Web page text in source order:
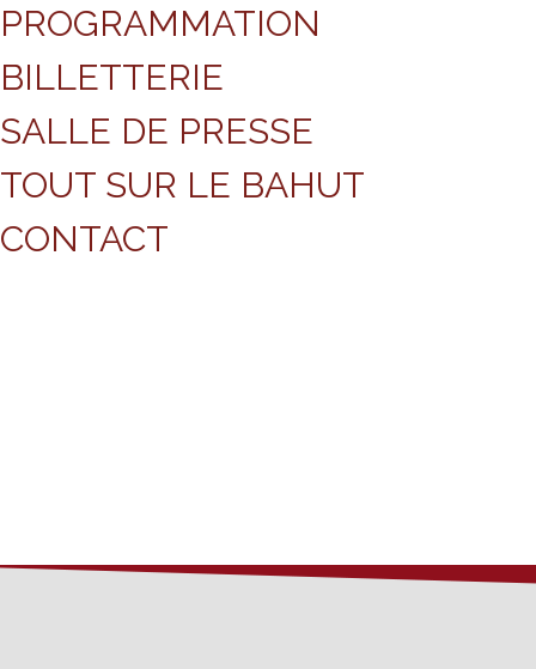
PROGRAMMATION
BILLETTERIE
SALLE DE PRESSE
TOUT SUR LE BAHUT
CONTACT